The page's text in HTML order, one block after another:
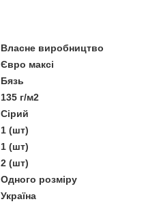
Власне виробництво
Євро максі
Бязь
135 г/м2
Сірий
1 (шт)
1 (шт)
2 (шт)
Одного розміру
Україна